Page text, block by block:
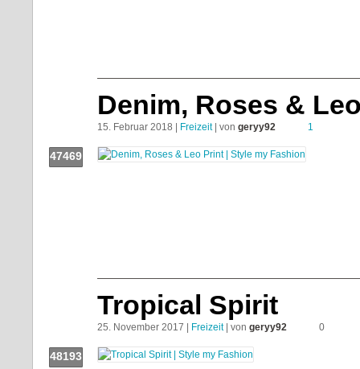
Denim, Roses &
15. Februar 2018 | Freizeit| von geryy92 1
47469
Tropical Spirit
25. November 2017 | Freizeit| von geryy92 0
48193